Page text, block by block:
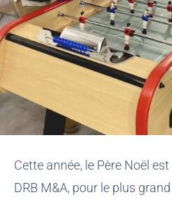
Cette année, le Père Noël
DRB M&A, pour le plus